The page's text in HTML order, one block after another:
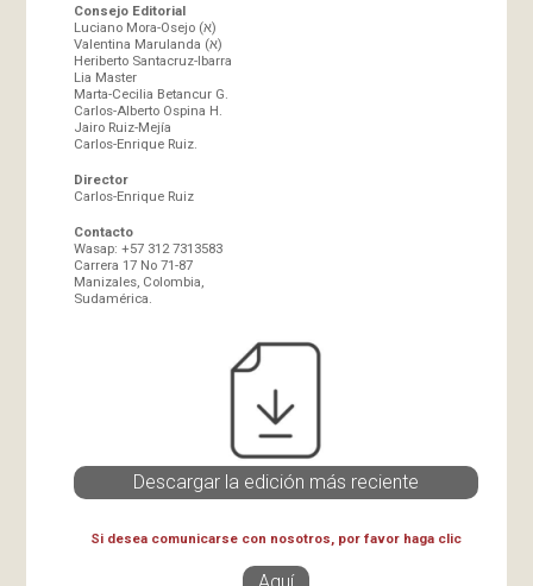
Consejo Editorial
Luciano Mora-Osejo (א)
Valentina Marulanda (א)
Heriberto Santacruz-Ibarra
Lia Master
Marta-Cecilia Betancur G.
Carlos-Alberto Ospina H.
Jairo Ruiz-Mejía
Carlos-Enrique Ruiz.
Director
Carlos-Enrique Ruiz
Contacto
Wasap: +57 312 7313583
Carrera 17 No 71-87
Manizales, Colombia,
Sudamérica.
Descargar la edición más reciente
Si desea comunicarse con nosotros, por favor haga clic